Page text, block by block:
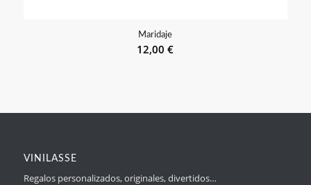
Maridaje
12,00€
VINILASSE
Regalos personalizados, originales, divertidos…